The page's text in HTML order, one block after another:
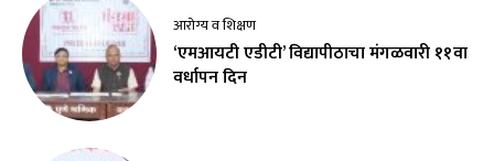
आरोग्य व शिक्षण
‘एमआयटी एडीटी’ विद्यापीठाचा मंगळवारी ११वा
वर्धापन दिन